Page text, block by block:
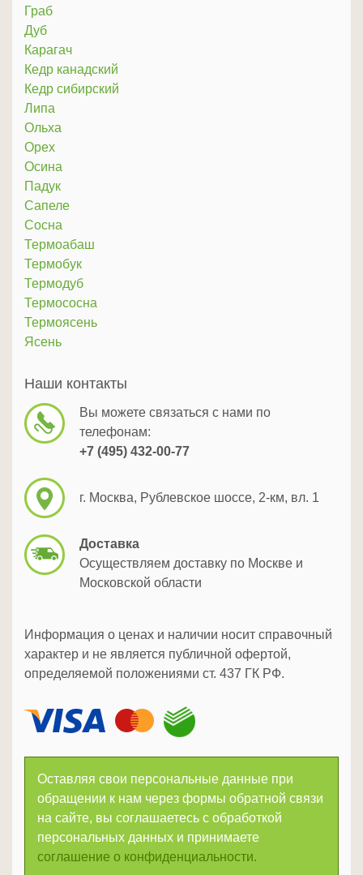
Граб
Дуб
Карагач
Кедр канадский
Кедр сибирский
Липа
Ольха
Орех
Осина
Падук
Сапеле
Сосна
Термоабаш
Термобук
Термодуб
Термососна
Термоясень
Ясень
Наши контакты
Вы можете связаться с нами по
телефонам:
+7 (495) 432-00-77
г. Москва, Рублевское шоссе, 2-км, вл. 1
Доставка
Осуществляем доставку по Москве и
Московской области
Информация о ценах и наличии носит справочный
характер и не является публичной офертой,
определяемой положениями ст. 437 ГК РФ.
Оставляя свои персональные данные при
обращении к нам через формы обратной связи
на сайте, вы соглашаетесь с обработкой
персональных данных и принимаете
соглашение о конфиденциальности.